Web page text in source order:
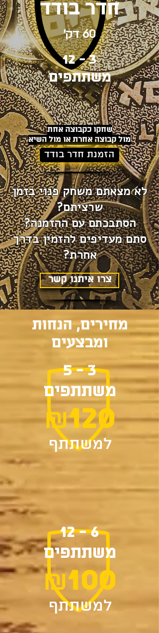
חדר בודד
60 דק'
3 - 12
משתתפים
שחקו כקבוצה אחת
מול קבוצה אחרת או מול השיא
הזמנת חדר בודד
לא מצאתם משחק פנוי בזמן
שרציתם?
הסתבכתם עם ההזמנה?
סתם מעדיפים להזמין בדרך
אחרת?
צרו איתנו קשר
מחירים, הנחות
ומבצעים
3 - 5
משתתפים
₪120
למשתתף
6 - 12
משתתפים
₪100
למשתתף